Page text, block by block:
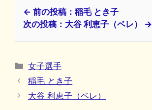
← 前の投稿：稲毛 とき子
次の投稿：大谷 利恵子（ベレ） →
カ
テ
リ
女子選手
稲毛 とき子
大谷 利恵子（ベレ）